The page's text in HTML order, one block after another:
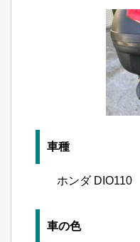
車種
ホンダ DIO110
車の色